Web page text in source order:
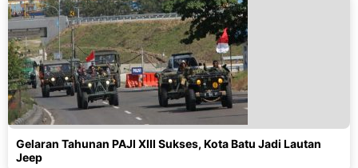
Gelaran Tahunan PAJI XIII Sukses, Kota Batu Jadi Lautan
Jeep